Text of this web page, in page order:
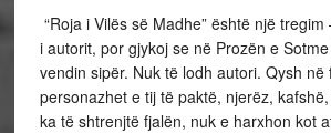
“Roja i Vilës së Madhe” është një
i autorit, por gjykoj se në Prozën e
vendin sipër. Nuk të lodh autori. Qysh në
personazhet e tij të paktë, njerëz,
ka të shtrenjtë fjalën, nuk e harxhon kot